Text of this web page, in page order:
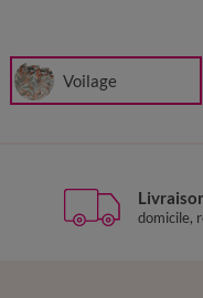
Voilage
domicile,